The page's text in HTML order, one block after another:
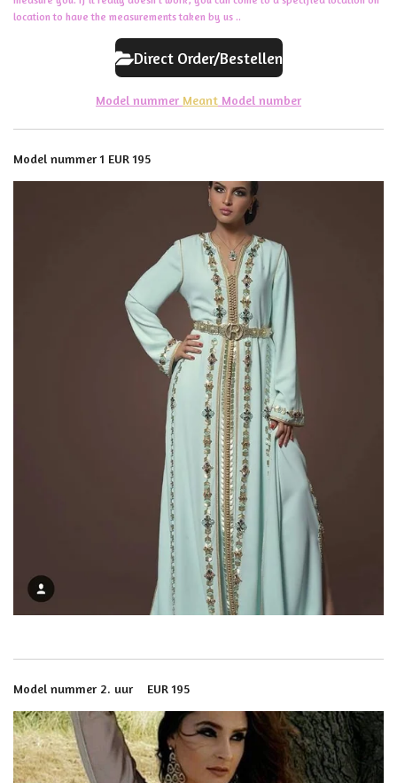
location to have the measurements taken by us ..
Direct Order/Bestellen
Model nummer Meant Model number
Model nummer 1 EUR 195
Model nummer 2. uur EUR 195